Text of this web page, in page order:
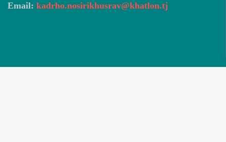
Email: kadrho.nosirikhusrav@khatlon.tj